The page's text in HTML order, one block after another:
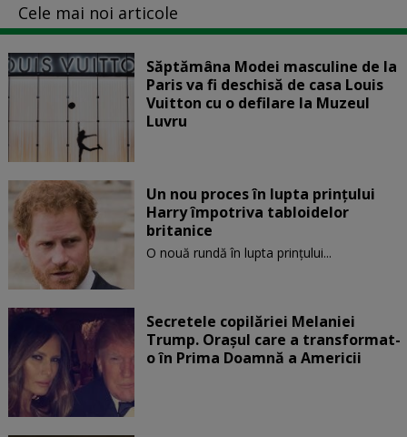
Cele mai noi articole
Săptămâna Modei masculine de la
Paris va fi deschisă de casa Louis
Vuitton cu o defilare la Muzeul
Luvru
Un nou proces în lupta prinţului
Harry împotriva tabloidelor
britanice
O nouă rundă în lupta prinţului...
Secretele copilăriei Melaniei
Trump. Orașul care a transformat-
o în Prima Doamnă a Americii